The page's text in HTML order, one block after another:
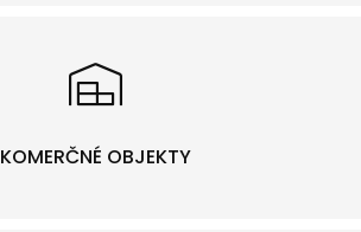
KOMERČNÉ OBJEKTY